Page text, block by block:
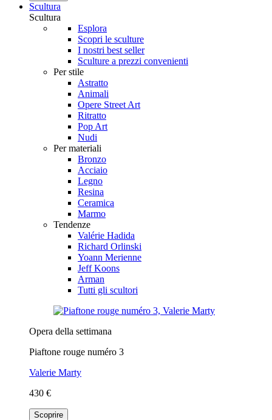
Scultura
Scultura
Esplora
Scopri le sculture
I nostri best seller
Sculture a prezzi convenienti
Per stile
Astratto
Animali
Opere Street Art
Ritratto
Pop Art
Nudi
Per materiali
Bronzo
Acciaio
Legno
Resina
Ceramica
Marmo
Tendenze
Valérie Hadida
Richard Orlinski
Yoann Merienne
Jeff Koons
Arman
Tutti gli scultori
Opera della settimana
Piaftone rouge numéro 3
Valerie Marty
430 €
Scoprire